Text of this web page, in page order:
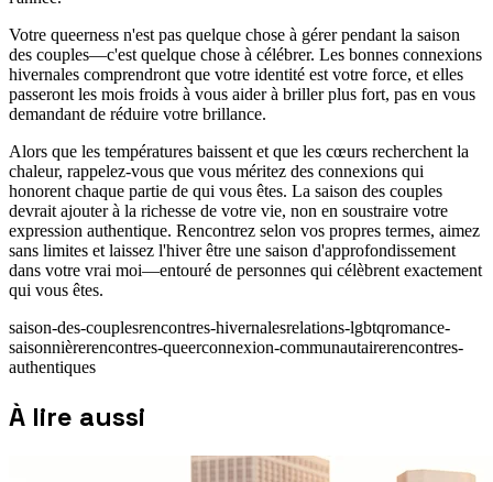
Votre queerness n'est pas quelque chose à gérer pendant la saison
des couples—c'est quelque chose à célébrer. Les bonnes connexions
hivernales comprendront que votre identité est votre force, et elles
passeront les mois froids à vous aider à briller plus fort, pas en vous
demandant de réduire votre brillance.
Alors que les températures baissent et que les cœurs recherchent la
chaleur, rappelez-vous que vous méritez des connexions qui
honorent chaque partie de qui vous êtes. La saison des couples
devrait ajouter à la richesse de votre vie, non en soustraire votre
expression authentique. Rencontrez selon vos propres termes, aimez
sans limites et laissez l'hiver être une saison d'approfondissement
dans votre vrai moi—entouré de personnes qui célèbrent exactement
qui vous êtes.
saison-des-couplesrencontres-hivernalesrelations-lgbtqromance-
saisonnièrerencontres-queerconnexion-communautairerencontres-
authentiques
À lire aussi